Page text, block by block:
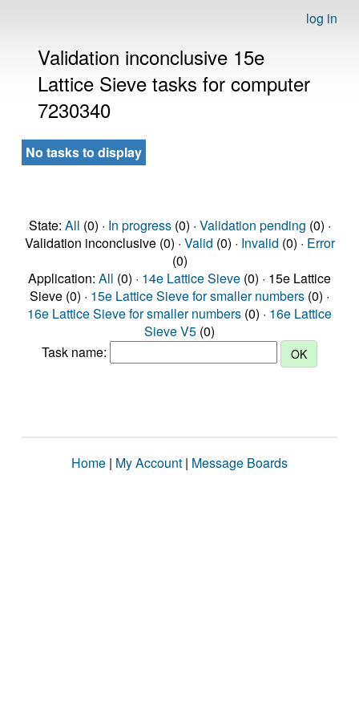
log in
Validation inconclusive 15e
Lattice Sieve tasks for computer
7230340
No tasks to display
State: All (0) · In progress(0) · Validation pending (0) ·
Validation inconclusive (0) · Valid (0) · Invalid (0) · Error
(0)
Application: All (0) · 14e Lattice Sieve (0) · 15e Lattice
Sieve (0) · 15e Lattice Sieve for smaller numbers (0) ·
16e Lattice Sieve for smaller numbers (0) · 16e Lattice
Sieve V5 (0)
Task name:
Home | My Account | Message Boards